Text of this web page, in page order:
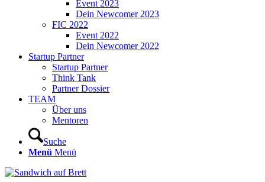
Event 2023
Dein Newcomer 2023
FIC 2022
Event 2022
Dein Newcomer 2022
Startup Partner
Startup Partner
Think Tank
Partner Dossier
TEAM
Über uns
Mentoren
Suche
Menü Menü